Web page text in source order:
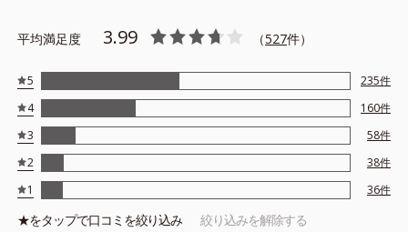
シリカ *4タルク、ポリクオタニウム－６１ *5ホウケイ酸（Ｃａ
※アレルギーテスト済＝全ての方にアレルギーが起こらないという
ことではありません。
平均満足度 3.99 （527件）
5 235件
4
160件
3
58件
2
38件
1
36件
★をタップで口コミを絞り込み 絞り込みを解除する